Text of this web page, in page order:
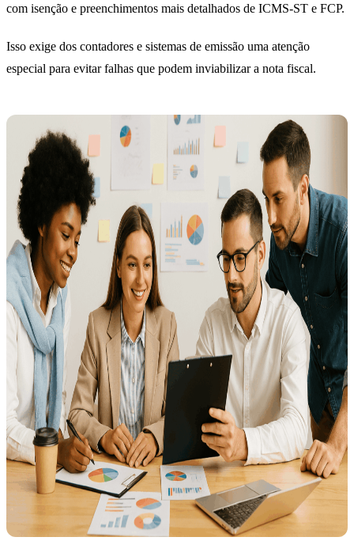
com isenção e preenchimentos mais detalhados de ICMS-ST e FCP.
Isso exige dos contadores e sistemas de emissão uma atenção
especial para evitar falhas que podem inviabilizar a nota fiscal.